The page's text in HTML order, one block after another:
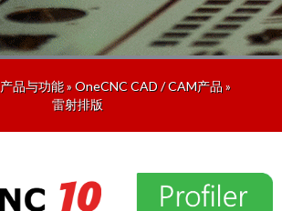
产品与功能»OneCNC CAD / CAM产品»
雷射排版